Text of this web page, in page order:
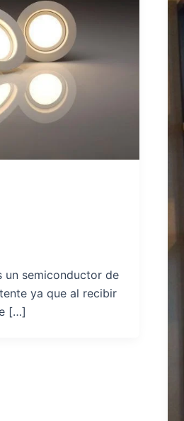
un semiconductor de
ya que al recibir
[…]